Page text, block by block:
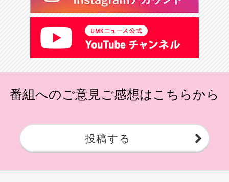
番組へのご意見ご感想はこちらから
投稿する